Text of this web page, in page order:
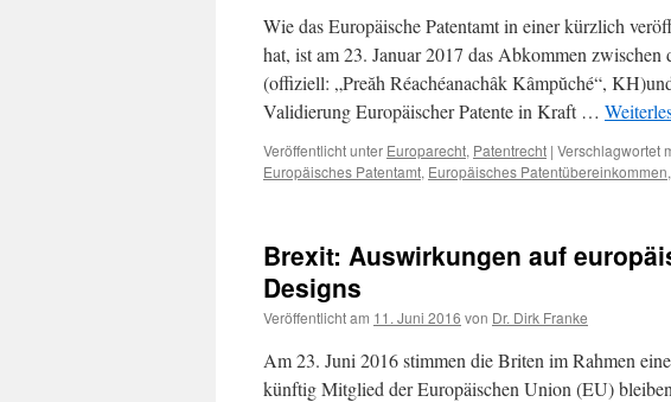
Wie das Europäische Patentamt in einer kürzlich
hat, ist am 23. Januar 2017 das Abkommen
(offiziell: „Preăh Réachéanachâk Kâmpŭché“,
Validierung Europäischer Patente in Kraft …
Veröffentlicht unter Europarecht, Patentrecht | Verschlagwortet
Europäisches Patentamt, Europäisches Patentübereinkommen,
Brexit: Auswirkungen auf
Designs
Veröffentlicht am 11. Juni 2016 von Dr. Dirk Franke
Am 23. Juni 2016 stimmen die Briten im Rahmen
künftig Mitglied der Europäischen Union (EU)